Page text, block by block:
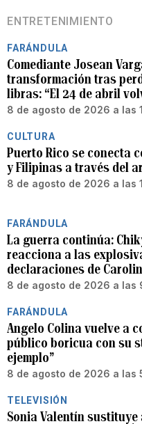
ENTRETENIMIENTO
FARÁNDULA
Comediante Josean
transformación tras
libras: “El 24 de abril
8 de agosto de 2026 a las
CULTURA
Puerto Rico se conecta
y Filipinas a través del
8 de agosto de 2026 a las
FARÁNDULA
La guerra continúa:
reacciona a las
declaraciones de
8 de agosto de 2026 a las
FARÁNDULA
Angelo Colina vuelve a
público boricua con su
ejemplo”
8 de agosto de 2026 a las
TELEVISIÓN
Sonia Valentín sustituye